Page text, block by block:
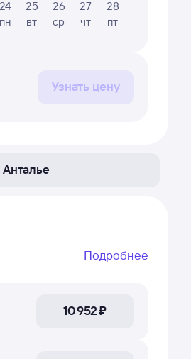
24
пн
25
вт
26
ср
27
чт
28
пт
Узнать цену
пересадок, если он не
или не полностью
Подробнее
10 ⁠952 ⁠₽